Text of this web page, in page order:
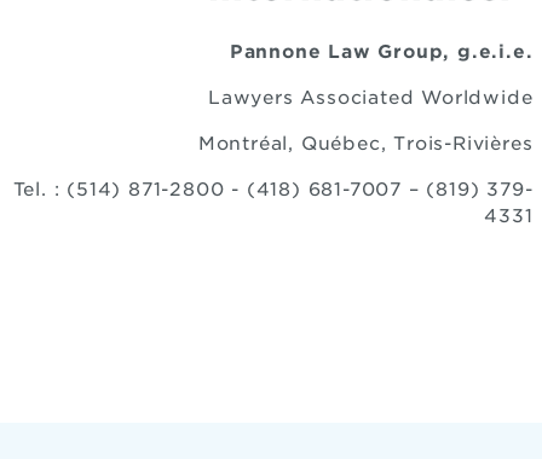
Pannone Law Group, g.e.i.e.
Lawyers Associated Worldwide
Montréal, Québec, Trois-Rivières
Tel. : (514) 871-2800 - (418) 681-7007 – (819) 379-
4331